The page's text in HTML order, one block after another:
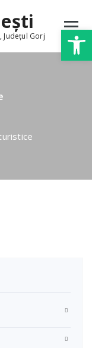
Județul Gorj